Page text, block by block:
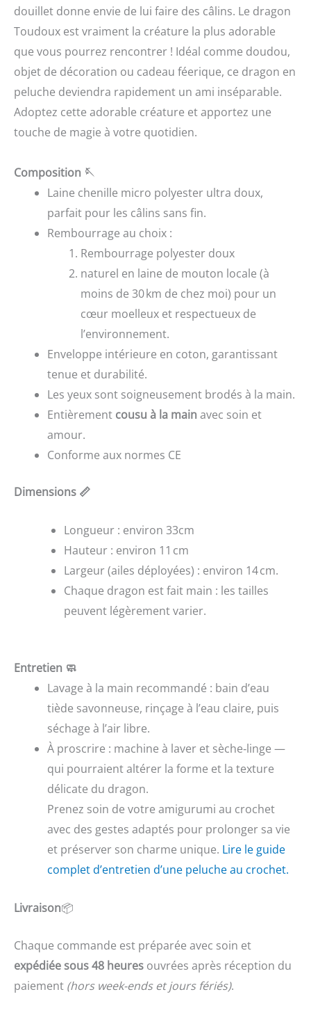
douillet donne envie de lui faire des câlins. Le dragon
Toudoux est vraiment la créature la plus adorable
que vous pourrez rencontrer ! Idéal comme doudou,
objet de décoration ou cadeau féerique, ce dragon en
peluche deviendra rapidement un ami inséparable.
Adoptez cette adorable créature et apportez une
touche de magie à votre quotidien.
Composition 🪡
Laine chenille micro polyester ultra doux,
parfait pour les câlins sans fin.
Rembourrage au choix :
Rembourrage polyester doux
naturel en laine de mouton locale (à
moins de 30 km de chez moi) pour un
cœur moelleux et respectueux de
l’environnement.
Enveloppe intérieure en coton, garantissant
tenue et durabilité.
Les yeux sont soigneusement brodés à la main.
Entièrement cousu à la main avec soin et
amour.
Conforme aux normes CE
Dimensions 📏
Longueur : environ 33cm
Hauteur : environ 11 cm
Largeur (ailes déployées) : environ 14 cm.
Chaque dragon est fait main : les tailles
peuvent légèrement varier.
Entretien 🧼
Lavage à la main recommandé : bain d’eau
tiède savonneuse, rinçage à l’eau claire, puis
séchage à l’air libre.
À proscrire : machine à laver et sèche‑linge —
qui pourraient altérer la forme et la texture
délicate du dragon.
Prenez soin de votre amigurumi au crochet
avec des gestes adaptés pour prolonger sa vie
et préserver son charme unique. Lire le guide
complet d’entretien d’une peluche au crochet.
Livraison📦
Chaque commande est préparée avec soin et
expédiée sous 48 heures ouvrées après réception du
paiement (hors week-ends et jours fériés).